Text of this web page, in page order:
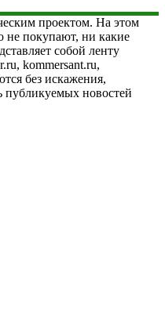
проектом. На этом
не покупают, ни какие
собой ленту
kommersant.ru,
без искажения,
публикуемых новостей